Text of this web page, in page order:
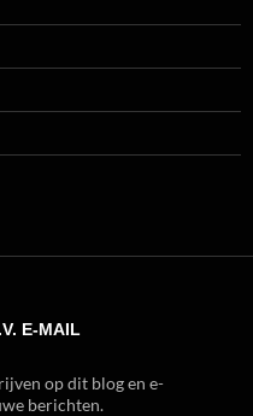
E-MAIL
op dit blog en e-
berichten.